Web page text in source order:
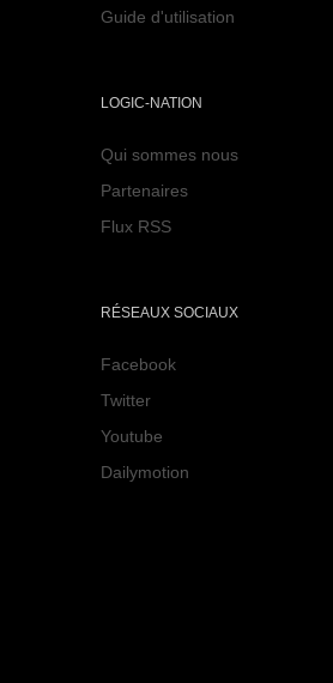
Guide d'utilisation
LOGIC-NATION
Qui sommes nous
Partenaires
Flux RSS
RÉSEAUX SOCIAUX
Facebook
Twitter
Youtube
Dailymotion